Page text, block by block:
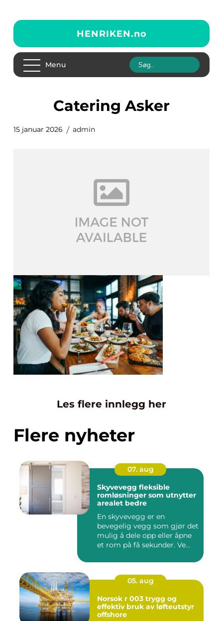
HENRIKEN.no
Menu
Catering Asker
15 januar 2026 admin
Les flere innlegg her
Flere nyheter
07. aug
Skyvevegg fleksible
romløsninger som utnytter
arealet bedre
En skyvevegg er en
bevegelig vegg som gjør det
mulig å dele opp eller åpne
et rom på få sekunder. Ve...
05. aug
Norsok r 003 trygg og
effektiv bruk av løfteutstyr
offshore